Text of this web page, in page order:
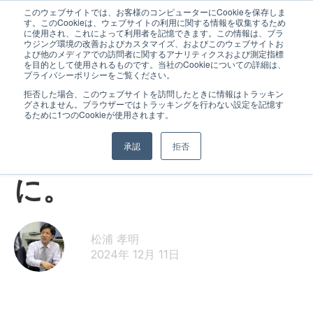
このウェブサイトでは、お客様のコンピューターにCookieを保存しま
す。このCookieは、ウェブサイトの利用に関する情報を収集するため
に使用され、これによって利用者を記憶できます。この情報は、ブラ
ウジング環境の改善およびカスタマイズ、およびこのウェブサイトお
よび他のメディアでの訪問者に関するアナリティクスおよび測定指標
を目的として使用されるものです。当社のCookieについての詳細は、
プライバシーポリシーをご覧ください。
拒否した場合、このウェブサイトを訪問したときに情報はトラッキン
グされません。ブラウザーではトラッキングを行わない設定を記憶す
るために1つのCookieが使用されます。
承認 拒否
スタッフより
良い先生に出会うため
に。
松浦 孝明
2024年 12月 11日